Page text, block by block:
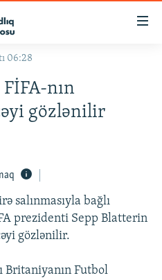
06:28
nın
gözlənilir
salınmasıyla bağlı
prezidenti Sepp Blatterin
gözlənilir.
Britaniyanın Futbol